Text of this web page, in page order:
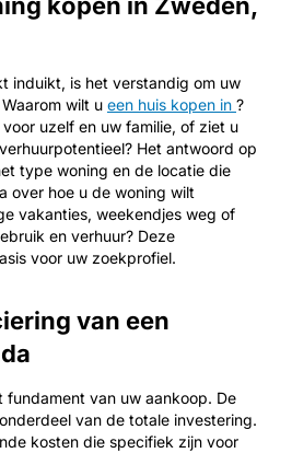
induikt, is het verstandig om uw
wilt u een huis kopen in ?
uzelf en uw familie, of ziet u
Het antwoord op
type woning en de locatie die
over hoe u de woning wilt
vakanties, weekendjes weg of
en verhuur? Deze
voor uw zoekprofiel.
van een
fundament van uw aankoop. De
van de totale investering.
kosten die specifiek zijn voor